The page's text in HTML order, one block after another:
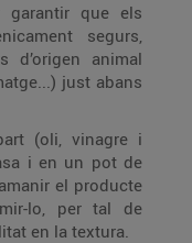
garantir que els
segurs,
d’origen animal
just abans
(oli, vinagre i
i en un pot de
el producte
lo, per tal de
en la textura.